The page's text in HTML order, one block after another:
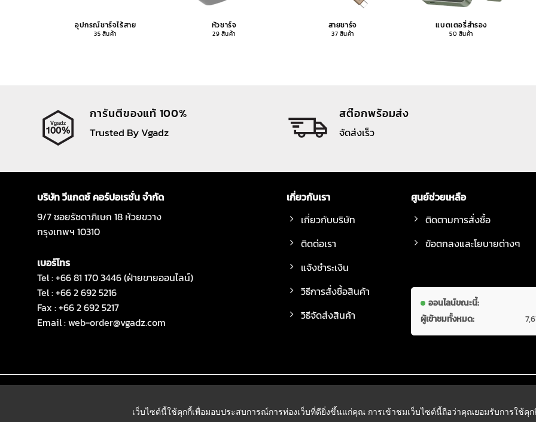
อุปกรณ์ชาร์จไร้สาย
35 สินค้า
หัวชาร์จ
29 สินค้า
สายชาร์จ
37 สินค้า
แบตเตอรี่สำรอง
50 สินค้า
การันตีของแท้ 100%
Trusted By Vgadz
สต๊อกพร้อมส่ง
จัดส่งเร็ว
บริษัท วีแกดซ์ คอร์ปอเรชั่น จำกัด
9/7 ซอยรัชดาภิเษก 18 ห้วยขวาง
กรุงเทพฯ 10310
เบอร์โทร
Tel : +66 81 170 3446 (ฝ่ายขายออนไลน์)
Tel : +66 2 692 5216
Fax : +66 2 692 5217
Email :web-order@vgadz.com
เกี่ยวกับเรา
เกี่ยวกับบริษัท
ติดต่อเรา
แจ้งชำระเงิน
วิธีการสั่งซื้อสินค้า
วิธีจัดส่งสินค้า
ศูนย์ช่วยเหลือ
ติดตามการสั่งซื้อ
ข้อตกลงและโยบายต่างๆ
ออนไลน์ขณะนี้:
ผู้เข้าชมทั้งหมด:
เว็บไซต์นี้ใช้คุกกี้เพื่อมอบประสบการณ์การท่องเว็บที่ดียิ่งขึ้นแก่คุณ การเข้าชมเว็บไซต์นี้ถือว่าคุณยอมรับการใช้คุก